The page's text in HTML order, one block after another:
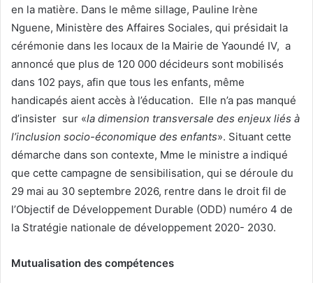
en la matière. Dans le même sillage, Pauline Irène
Nguene, Ministère des Affaires Sociales, qui présidait la
cérémonie dans les locaux de la Mairie de Yaoundé IV, a
annoncé que plus de 120 000 décideurs sont mobilisés
dans 102 pays, afin que tous les enfants, même
handicapés aient accès à l’éducation. Elle n’a pas manqué
d’insister sur «la dimension transversale des enjeux liés à
l’inclusion socio-économique des enfants». Situant cette
démarche dans son contexte, Mme le ministre a indiqué
que cette campagne de sensibilisation, qui se déroule du
29 mai au 30 septembre 2026, rentre dans le droit fil de
l’Objectif de Développement Durable (ODD) numéro 4 de
la Stratégie nationale de développement 2020- 2030.
Mutualisation des compétences